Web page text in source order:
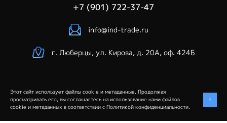
Этот сайт использует файлы cookie и метаданные. Продолжая
просматривать его, вы соглашаетесь на использование нами файлов
cookie и метаданных в соответствии с Политикой конфиденциальности.
+
+7 (901) 722-37-47
info@ind-trade.ru
г. Люберцы, ул. Кирова, д. 20А, оф. 424Б
Industrial Trade © 2026. Все права защищены
Политика конфиденциальности